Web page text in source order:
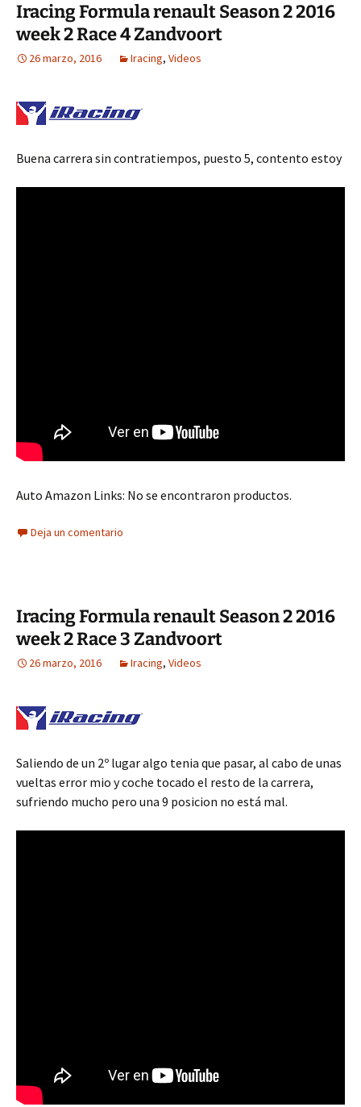
Iracing Formula renault Season 2 2016
week 2 Race 4 Zandvoort
26 marzo, 2016 Iracing, Videos
Buena carrera sin contratiempos, puesto 5, contento estoy
Auto Amazon Links: No se encontraron productos.
Deja un comentario
Iracing Formula renault Season 2 2016
week 2 Race 3 Zandvoort
26 marzo, 2016 Iracing, Videos
Saliendo de un 2º lugar algo tenia que pasar, al cabo de unas
vueltas error mio y coche tocado el resto de la carrera,
sufriendo mucho pero una 9 posicion no está mal.